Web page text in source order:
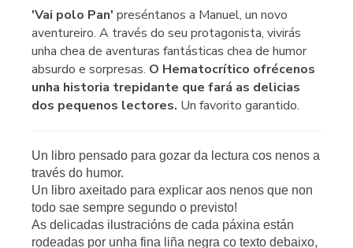
'Vai polo Pan' preséntanos a Manuel, un novo
aventureiro. A través do seu protagonista, vivirás
unha chea de aventuras fantásticas chea de humor
absurdo e sorpresas. O Hematocrítico ofrécenos
unha historia trepidante que fará as delicias
dos pequenos lectores. Un favorito garantido.
Un libro pensado para gozar da lectura cos nenos a
través do humor.
Un libro axeitado para explicar aos nenos que non
todo sae sempre segundo o previsto!
As delicadas ilustracións de cada páxina están
rodeadas por unha fina liña negra co texto debaixo,